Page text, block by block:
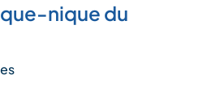
nique du